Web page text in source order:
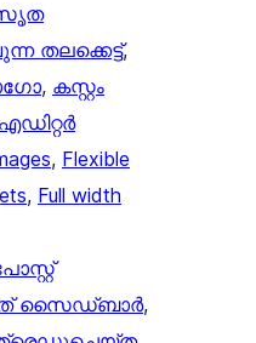
തലക്കെട്ട്‌
, കസ്റ്റം
എഡിറ്റർ
, Flexible
, Full width
സൈഡ്ബാർ